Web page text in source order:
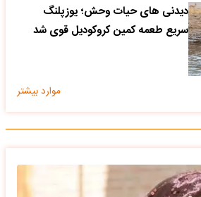
دیدنی های حیات وحش؛ یوزپلنگ
سریع طعمه کمین کروکودیل قوی شد
موارد بیشتر